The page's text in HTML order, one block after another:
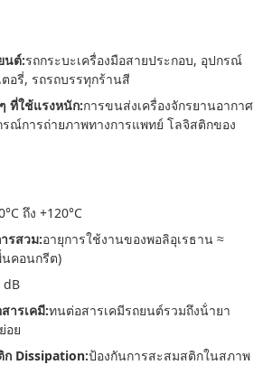
นต์:รถกระบะเครื่องมือสายประกอบ, อุปกรณ์
อรี่, รถรถบรรทุกร้านสี
ที่ใช้แรงหนัก:การขนส่งเครื่องจักรยานอากาศ
รณ์การถ่ายภาพทางการแพทย์ โลจิสติกของ
ถึง +120°C
รสวม:อายุการใช้งานของพอลิอุเรธาน ≈
คอนกรีต)
dB
ารเคมี:ทนต่อสารเคมีรถยนต์รวมถึงน้ํายา
อย
ก Dissipation:ป้องกันการสะสมสติกในสภาพ